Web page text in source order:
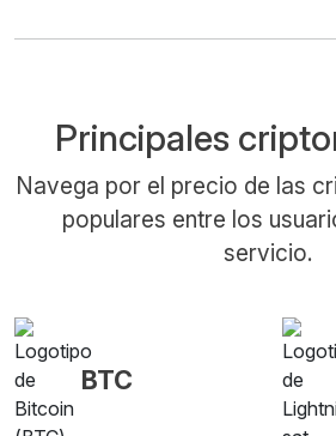
Principales
Navega por el precio de las
populares entre los
servicio.
BTC